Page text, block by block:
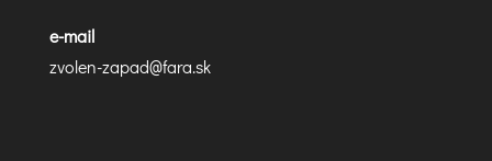
e-mail
zvolen-zapad@fara.sk